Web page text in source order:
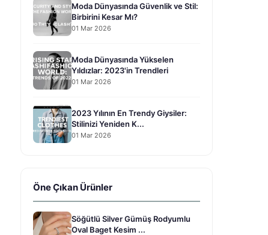
Moda Dünyasında Güvenlik ve Stil:
Birbirini Kesar Mı?
01 Mar 2026
Moda Dünyasında Yükselen
Yıldızlar: 2023'in Trendleri
01 Mar 2026
2023 Yılının En Trendy Giysiler:
Stilinizi Yeniden K...
01 Mar 2026
Öne Çıkan Ürünler
Söğütlü Silver Gümüş Rodyumlu
Oval Baget Kesim ...